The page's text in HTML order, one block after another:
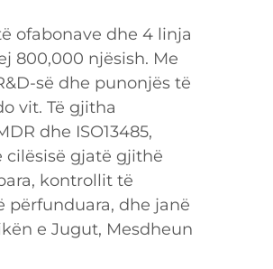
ofabonave dhe 4 linja
800,000 njësish. Me
së dhe punonjës të
vit. Të gjitha
dhe ISO13485,
gjatë gjithë
kontrollit të
dhe janë
e Jugut, Mesdheun